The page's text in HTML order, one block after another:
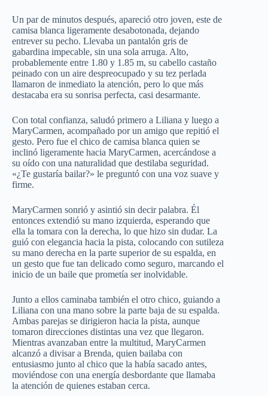
Un par de minutos después, apareció otro joven, este de
camisa blanca ligeramente desabotonada, dejando
entrever su pecho. Llevaba un pantalón gris de
gabardina impecable, sin una sola arruga. Alto,
probablemente entre 1.80 y 1.85 m, su cabello castaño
peinado con un aire despreocupado y su tez perlada
llamaron de inmediato la atención, pero lo que más
destacaba era su sonrisa perfecta, casi desarmante.
Con total confianza, saludó primero a Liliana y luego a
MaryCarmen, acompañado por un amigo que repitió el
gesto. Pero fue el chico de camisa blanca quien se
inclinó ligeramente hacia MaryCarmen, acercándose a
su oído con una naturalidad que destilaba seguridad.
«¿Te gustaría bailar?» le preguntó con una voz suave y
firme.
MaryCarmen sonrió y asintió sin decir palabra. Él
entonces extendió su mano izquierda, esperando que
ella la tomara con la derecha, lo que hizo sin dudar. La
guió con elegancia hacia la pista, colocando con sutileza
su mano derecha en la parte superior de su espalda, en
un gesto que fue tan delicado como seguro, marcando el
inicio de un baile que prometía ser inolvidable.
Junto a ellos caminaba también el otro chico, guiando a
Liliana con una mano sobre la parte baja de su espalda.
Ambas parejas se dirigieron hacia la pista, aunque
tomaron direcciones distintas una vez que llegaron.
Mientras avanzaban entre la multitud, MaryCarmen
alcanzó a divisar a Brenda, quien bailaba con
entusiasmo junto al chico que la había sacado antes,
moviéndose con una energía desbordante que llamaba
la atención de quienes estaban cerca.